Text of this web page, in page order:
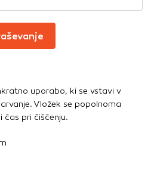
uporabo, ki se vstavi v
Vložek se popolnoma
čas pri čiščenju.
moje izbire